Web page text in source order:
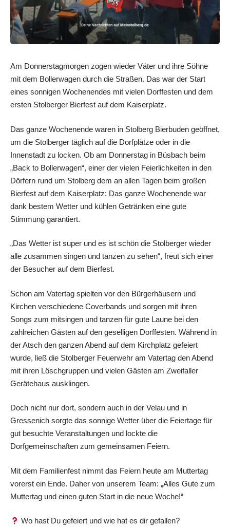
Am Donnerstagmorgen zogen wieder Väter und ihre Söhne
mit dem Bollerwagen durch die Straßen. Das war der Start
eines sonnigen Wochenendes mit vielen Dorffesten und dem
ersten Stolberger Bierfest auf dem Kaiserplatz.
Das ganze Wochenende waren in Stolberg Bierbuden geöffnet,
um die Stolberger täglich auf die Dorfplätze oder in die
Innenstadt zu locken. Ob am Donnerstag in Büsbach beim
„Back to Bollerwagen“, einer der vielen Feierlichkeiten in den
Dörfern rund um Stolberg dem an allen Tagen beim großen
Bierfest auf dem Kaiserplatz: Das ganze Wochenende war
dank bestem Wetter und kühlen Getränken eine gute
Stimmung garantiert.
„Das Wetter ist super und es ist schön die Stolberger wieder
alle zusammen singen und tanzen zu sehen“, freut sich einer
der Besucher auf dem Bierfest.
Schon am Vatertag spielten vor den Bürgerhäusern und
Kirchen verschiedene Coverbands und sorgen mit ihren
Songs zum mitsingen und tanzen für gute Laune bei den
zahlreichen Gästen auf den geselligen Dorffesten. Während in
der Atsch den ganzen Abend auf dem Kirchplatz gefeiert
wurde, ließ die Stolberger Feuerwehr am Vatertag den Abend
mit ihren Löschgruppen und vielen Gästen am Zweifaller
Gerätehaus ausklingen.
Doch nicht nur dort, sondern auch in der Velau und in
Gressenich sorgte das sonnige Wetter über die Feiertage für
gut besuchte Veranstaltungen und lockte die
Dorfgemeinschaften zum gemeinsamen Feiern.
Mit dem Familienfest nimmt das Feiern heute am Muttertag
vorerst ein Ende. Daher von unserem Team: „Alles Gute zum
Muttertag und einen guten Start in die neue Woche!“
Wo hast Du gefeiert und wie hat es dir gefallen?